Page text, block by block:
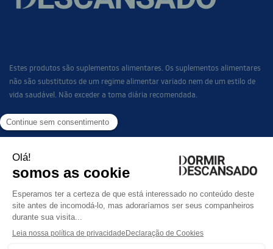
Estes produtos são suplementos alimentares. Os suplementos alimentares
não são substitutos de um regime alimentar variado nem de um estilo de
vida saudável. Não exceder a toma diária recomendada.
LINKS
FAQ
TERMOS E CONDIÇÕES DE ACESSO E UTILIZAÇÃO